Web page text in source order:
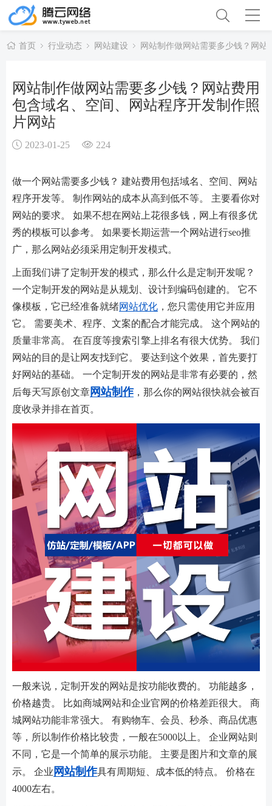
首页 行业动态 网站建设 网站制作做网站需要多少钱？网
网站制作做网站需要多少钱？网站费用
包含域名、空间、网站程序开发制作照
片网站
2023-01-25 224
做一个网站需要多少钱？ 建站费用包括域名、空间、网站
程序开发等。 制作网站的成本从高到低不等。 主要看你对
网站的要求。 如果不想在网站上花很多钱，网上有很多优
秀的模板可以参考。 如果要长期运营一个网站进行seo推
广，那么网站必须采用定制开发模式。
上面我们讲了定制开发的模式，那么什么是定制开发呢？
一个定制开发的网站是从规划、设计到编码创建的。 它不
像模板，它已经准备就绪网站优化 ，您只需使用它并应用
它。 需要美术、程序、文案的配合才能完成。 这个网站的
质量非常高。 在百度等搜索引擎上排名有很大优势。 我们
网站的目的是让网友找到它。 要达到这个效果，首先要打
好网站的基础。 一个定制开发的网站是非常有必要的，然
后每天写原创文章网站制作，那么你的网站很快就会被百
度收录并排在首页。
一般来说，定制开发的网站是按功能收费的。 功能越多，
价格越贵。 比如商城网站和企业官网的价格差距很大。 商
城网站功能非常强大。 有购物车、会员、秒杀、商品优惠
等，所以制作价格比较贵，一般在5000以上。 企业网站则
不同，它是一个简单的展示功能。 主要是图片和文章的展
示。 企业 网站制作具有周期短、成本低的特点。 价格在
4000左右。